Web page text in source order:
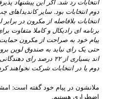
انتخابات رد شد. اگر این پیشنهاد
دوم انتخابات بود. سایر کاندیداهای
انتخابات بلافاصله از مکرون در
برنامه ای رادیکال و کاملا متفاوت
پیام خود به صراحت از مکرون حمایت
حتی یک رای نباید به صندوق لوپن
اند بسیاری از۲۲ درصد رای دهندگانی
دوم یا در انتخابات شرکت نخواهند
ملانشون در پیام خود گفته است:
اضطراری هستیم.